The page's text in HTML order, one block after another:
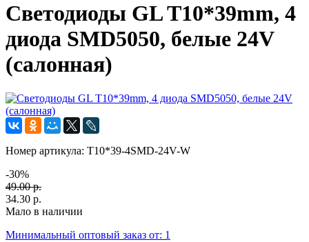
Светодиоды GL T10*39mm, 4
диода SMD5050, белые 24V
(салонная)
Номер артикула: T10*39-4SMD-24V-W
-30%
49.00 р.
34.30 р.
Мало в наличии
Минимальный оптовый заказ от: 1